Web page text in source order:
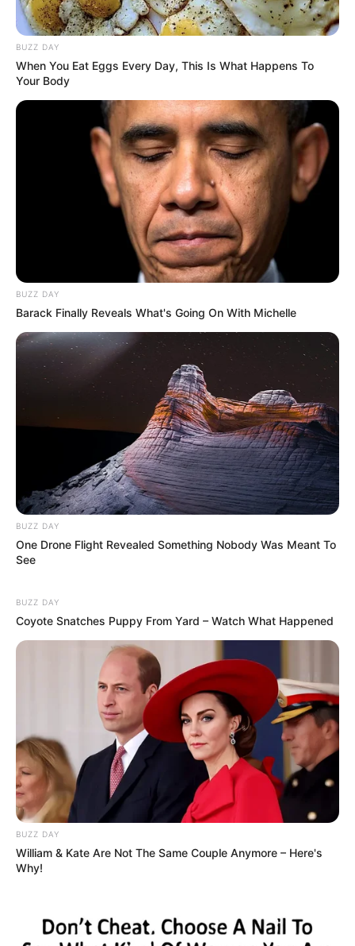
quente.
Faça lacinhos com a fita mimosa e cole nas
flores.
Cole o palito de churrasco nas costas das
Por último faça folhas com a garrafa verde e
fure com “prego” quente, passe pelo palito e
cole com cola quente.
é de plástico e com verniz, elas aguentam sol e
chuva nos vasinhos de rua.
BUZZ DAY
When You Eat Eggs Every Day, This Is What Happens To
Your Body
BUZZ DAY
Barack Finally Reveals What's Going On With Michelle
BUZZ DAY
One Drone Flight Revealed Something Nobody Was Meant To
See
BUZZ DAY
Coyote Snatches Puppy From Yard – Watch What Happened
BUZZ DAY
William & Kate Are Not The Same Couple Anymore – Here's
Why!